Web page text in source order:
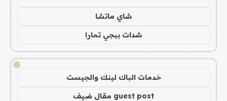
شاي ماتشا
شدات ببجي تمارا
!
خدمات الباك لينك والجيست
guest post مقال ضيف